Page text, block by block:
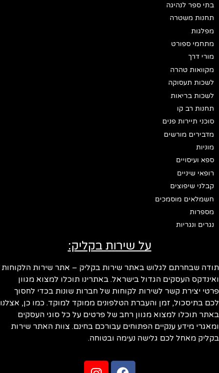
בתי ספר לנהיגה
תחנות משטרה
מפלגות
מתחמי ספורט
מורי דרך
מקוואות טהרה
לשכות תעסוקה
לשכות בריאות
תחנות רב קו
סוכני תיירות פנים
מדבירים מורשים
מוניות
ספא ועיסויים
רופאי שיניים
קבלני שיפוצים
חשמלאים מוסמכים
מספרות
נגרים ונגריות
על שירות בקליק:
תודה שבחרתם לגלוש באתר שירות בקליק – אתר שירות הלקוחות
ואינדקס העסקים הגדול בישראל. באתרינו תוכלו למצוא מגוון
פרטי יצירת קשר לשירות לקוחות של חברות שונות בכדי לחסוך
לכם בתיסכול, זמן והעברת הטלפונים ממוקד למוקד. כמו כן, אצלנו
באתר תוכלו למצוא מגוון רחב של פרטים על כל סוגי העסקים
ומאגרי מידע ענקיים הפתוחים עבורכם בחינם. צוות האתר שירות
בקליק מאחל לכם גלישה נעימה ובטוחה.